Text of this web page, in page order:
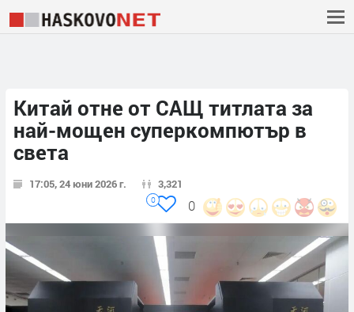
Китай отне от САЩ титлата за
най-мощен суперкомпютър в
света
17:05, 24 юни 2026 г. 3,321
0
0